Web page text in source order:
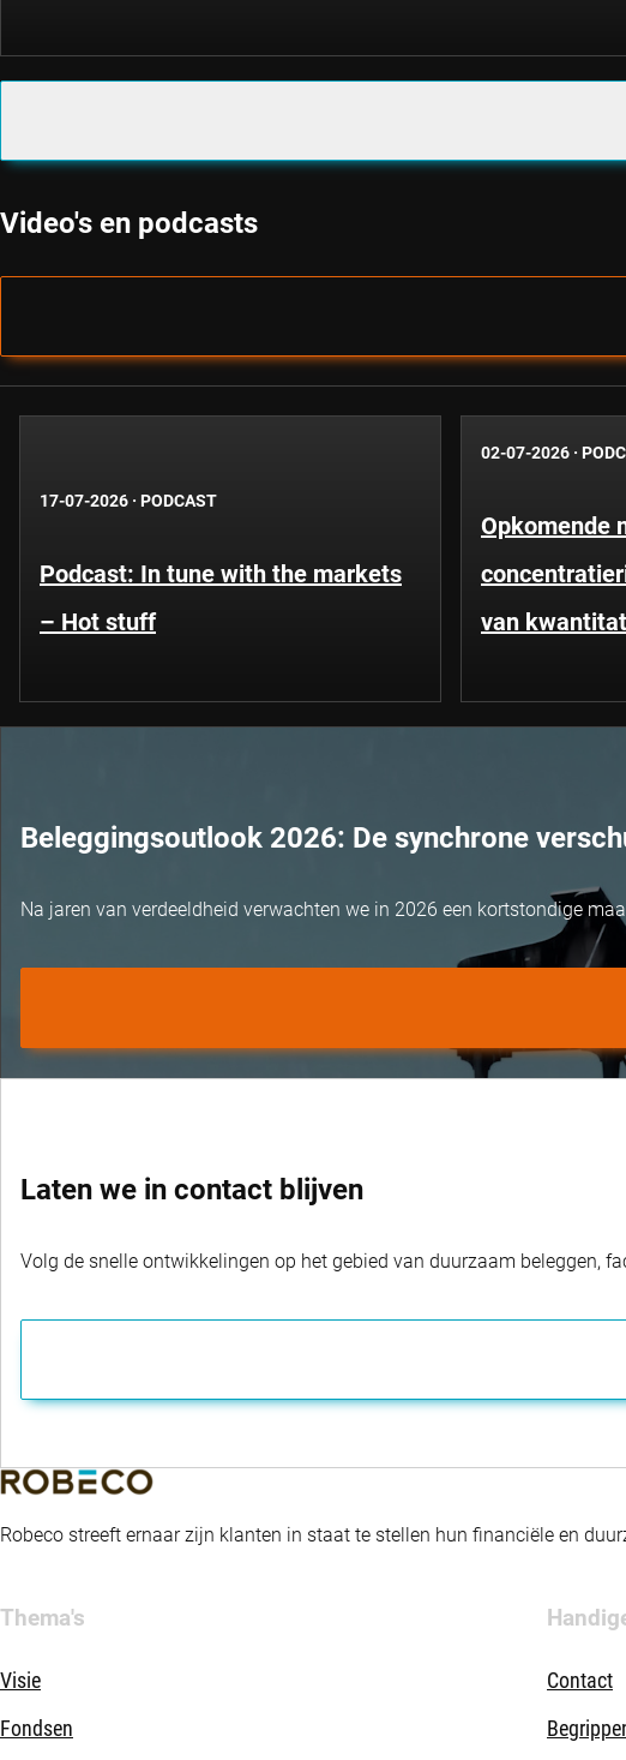
Video's en podcasts
17-07-2026 · PODCAST
Podcast: In tune with the markets
– Hot stuff
02-07-2026 ·
Opkomende
van
Beleggingsoutlook 2026: De synchrone
Na jaren van verdeeldheid verwachten we in 2026 een kortstondige
Laten we in contact blijven
Volg de snelle ontwikkelingen op het gebied van duurzaam beleggen,
Robeco streeft ernaar zijn klanten in staat te stellen hun financiële en
Thema's
Visie
Fondsen
Contact